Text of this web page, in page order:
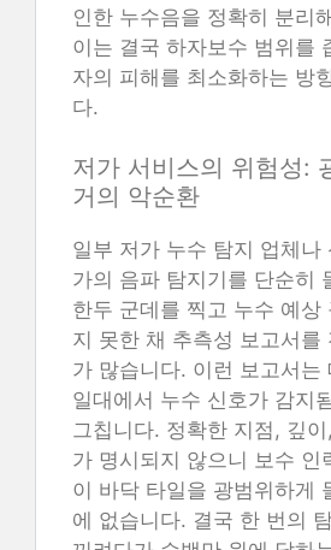
인한 누수음을 정확히 분리
이는 결국 하자보수 범위를
자의 피해를 최소화하는 방
다.
저가 서비스의 위험성:
거의 악순환
일부 저가 누수 탐지 업체나
가의 음파 탐지기를 단순히
한두 군데를 찍고 누수 예상
지 못한 채 추측성 보고서를
가 많습니다. 이런 보고서는
일대에서 누수 신호가 감지
그칩니다. 정확한 지점, 깊
가 명시되지 않으니 보수 인
이 바닥 타일을 광범위하게
에 없습니다. 결국 한 번의